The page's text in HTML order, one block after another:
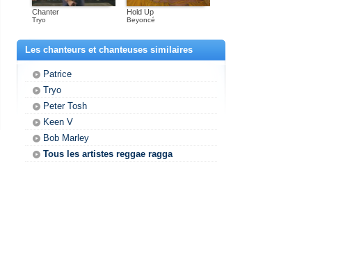
Chanter
Tryo
Hold Up
Beyoncé
Les chanteurs et chanteuses similaires
Patrice
Tryo
Peter Tosh
Keen V
Bob Marley
Tous les artistes reggae ragga